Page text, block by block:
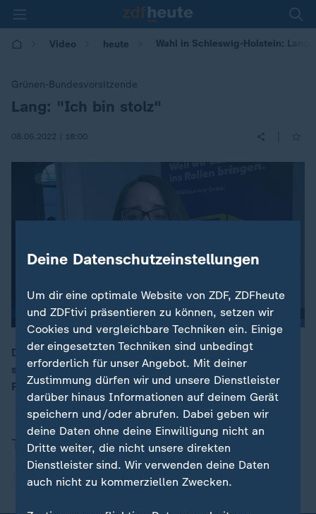
Video heute Wahl in Schleswig-Holstein:
Grünen-Bundesvorsitzende
:Lang: "Ich bin stolz"
08.05.2022 | 18:00
00:15
Die Grünen-Bundesvorsitzende Ricarda Lang sagt, sie
sei stolz über das Wahlergebnis. Die gute Arbeit ihrer
Partei sei belohnt worden.
Thema
Wahl in Schleswig-Holstein
Deine Datenschutzeinstellungen
Um dir eine optimale Website von ZDF, ZDFheute
und ZDFtivi präsentieren zu können, setzen wir
Cookies und vergleichbare Techniken ein. Einige
der eingesetzten Techniken sind unbedingt
erforderlich für unser Angebot. Mit deiner
Zustimmung dürfen wir und unsere Dienstleister
darüber hinaus Informationen auf deinem Gerät
speichern und/oder abrufen. Dabei geben wir
deine Daten ohne deine Einwilligung nicht an
Dritte weiter, die nicht unsere direkten
Dienstleister sind. Wir verwenden deine Daten
auch nicht zu kommerziellen Zwecken.